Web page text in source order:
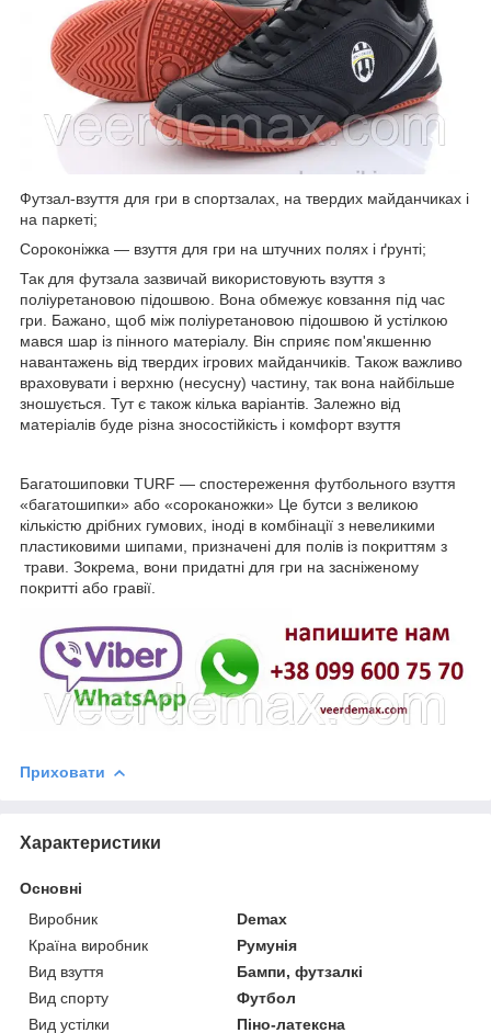
Футзал-взуття для гри в спортзалах, на твердих майданчиках і
на паркеті;
Сороконіжка — взуття для гри на штучних полях і ґрунті;
Так для футзала зазвичай використовують взуття з
поліуретановою підошвою. Вона обмежує ковзання під час
гри. Бажано, щоб між поліуретановою підошвою й устілкою
мався шар із пінного матеріалу. Він сприяє пом'якшенню
навантажень від твердих ігрових майданчиків. Також важливо
враховувати і верхню (несусну) частину, так вона найбільше
зношується. Тут є також кілька варіантів. Залежно від
матеріалів буде різна зносостійкість і комфорт взуття
Багатошиповки TURF — спостереження футбольного взуття
«багатошипки» або «сороканожки» Це бутси з великою
кількістю дрібних гумових, іноді в комбінації з невеликими
пластиковими шипами, призначені для полів із покриттям з
трави. Зокрема, вони придатні для гри на засніженому
покритті або гравії.
Приховати
Характеристики
Основні
Виробник
Demax
Країна виробник
Румунія
Вид взуття
Бампи, футзалкі
Вид спорту
Футбол
Вид устілки
Піно-латексна